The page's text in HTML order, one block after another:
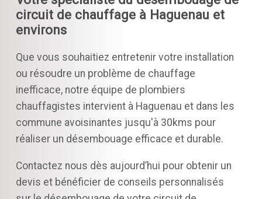
circuit de chauffage à Haguenau et
environs
Que vous souhaitiez entretenir votre installation
ou résoudre un problème de chauffage
inefficace, notre équipe de plombiers
chauffagistes intervient à Haguenau et dans les
commune avoisinantes jusqu'à 30kms pour
réaliser un désembouage efficace et durable.
Contactez nous dès aujourd’hui pour obtenir un
devis et bénéficier de conseils personnalisés